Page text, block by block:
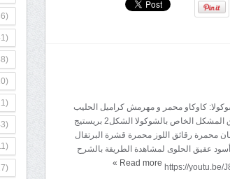
و الشوكولا: كاوكاو محمر و مهرمش كراميل الحليب
المركز المحلى شوكولا أبيض و أسود الورق المشكل الخاص بالشوكولا الشكل2 بريستيج
محمرة رقائق اللوز محمرة قشرة البرتقال
عقيق الحلوى لمشاهدة الطريقة بالشرح
Read more
»